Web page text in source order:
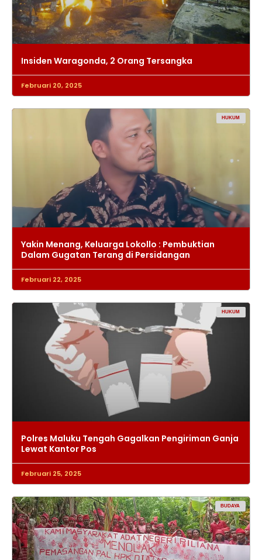
Insiden Waragonda, 2 Orang Tersangka
Februari 20, 2025
HUKUM
Yakin Menang, Keluarga Lokollo : Pembuktian
Dalam Gugatan Terang di Persidangan
Februari 22, 2025
HUKUM
Polres Maluku Tengah Gagalkan Pengiriman Ganja
Lewat Kantor Pos
Februari 25, 2025
BUDAYA